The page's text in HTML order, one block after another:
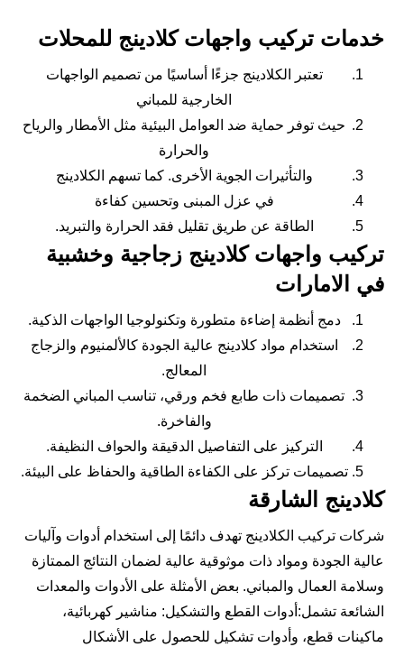
خدمات تركيب واجهات كلادينج للمحلات
تعتبر الكلادينج جزءًا أساسيًا من تصميم الواجهات
الخارجية للمباني
حيث توفر حماية ضد العوامل البيئية مثل الأمطار والرياح
والحرارة
والتأثيرات الجوية الأخرى. كما تسهم الكلادينج
في عزل المبنى وتحسين كفاءة
الطاقة عن طريق تقليل فقد الحرارة والتبريد.
تركيب واجهات كلادينج زجاجية وخشبية
في الامارات
دمج أنظمة إضاءة متطورة وتكنولوجيا الواجهات الذكية.
استخدام مواد كلادينج عالية الجودة كالألمنيوم والزجاج
المعالج.
تصميمات ذات طابع فخم ورقي، تناسب المباني الضخمة
والفاخرة.
التركيز على التفاصيل الدقيقة والحواف النظيفة.
تصميمات تركز على الكفاءة الطاقية والحفاظ على البيئة.
كلادينج الشارقة
شركات تركيب الكلادينج تهدف دائمًا إلى استخدام أدوات وآليات
عالية الجودة ومواد ذات موثوقية عالية لضمان النتائج الممتازة
وسلامة العمال والمباني. بعض الأمثلة على الأدوات والمعدات
الشائعة تشمل:أدوات القطع والتشكيل: مناشير كهربائية،
ماكينات قطع، وأدوات تشكيل للحصول على الأشكال